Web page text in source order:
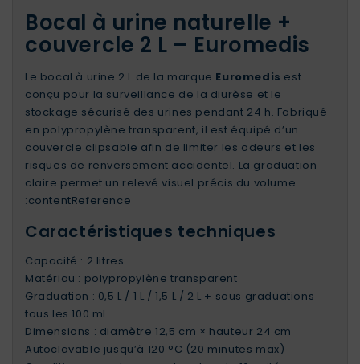
Bocal à urine naturelle +
couvercle 2 L – Euromedis
Le bocal à urine 2 L de la marque Euromedis est
conçu pour la surveillance de la diurèse et le
stockage sécurisé des urines pendant 24 h. Fabriqué
en polypropylène transparent, il est équipé d’un
couvercle clipsable afin de limiter les odeurs et les
risques de renversement accidentel. La graduation
claire permet un relevé visuel précis du volume.
:contentReference
Caractéristiques techniques
Capacité : 2 litres
Matériau : polypropylène transparent
Graduation : 0,5 L / 1 L / 1,5 L / 2 L + sous graduations
tous les 100 mL
Dimensions : diamètre 12,5 cm × hauteur 24 cm
Autoclavable jusqu’à 120 °C (20 minutes max)